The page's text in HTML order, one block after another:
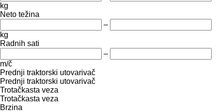
kg
Neto težina
–
kg
Radnih sati
–
m/č
Prednji traktorski utovarivač
Prednji traktorski utovarivač
Trotačkasta veza
Trotačkasta veza
Brzina